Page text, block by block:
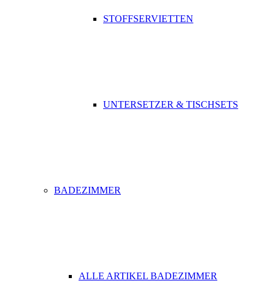
STOFFSERVIETTEN
UNTERSETZER & TISCHSETS
BADEZIMMER
ALLE ARTIKEL BADEZIMMER